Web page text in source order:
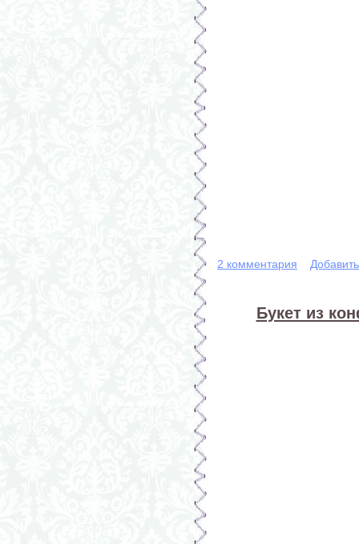
2 комментария
Букет из